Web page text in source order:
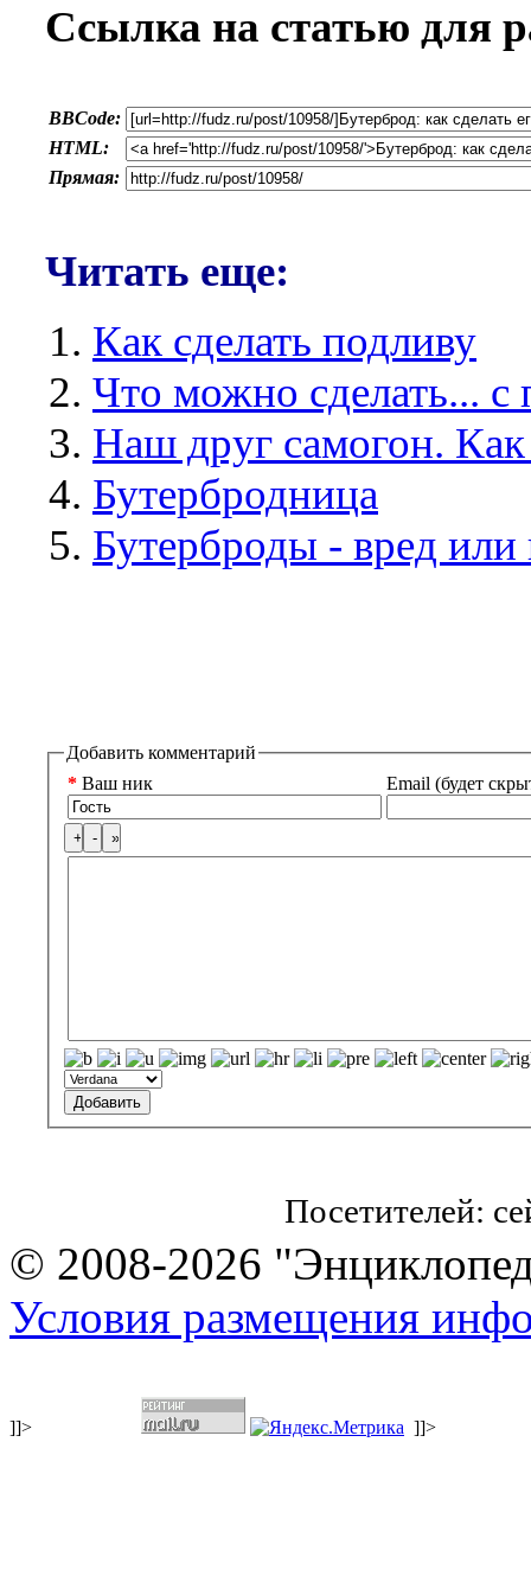
Ссылка на статью для
BBCode:
HTML:
Прямая:
Читать еще:
Как сделать подливу
Что можно сделать... с
Наш друг самогон. Как
Бутербродница
Бутерброды - вред или
Добавить комментарий
* Ваш ник Email (будет
Посетителей:
© 2008-2026
Условия размещения
]]> ]]>